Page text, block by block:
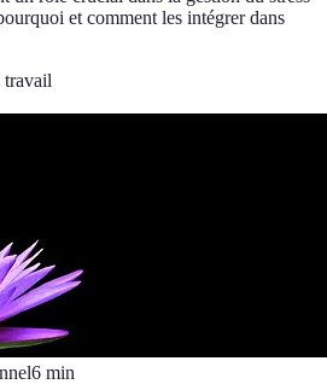
et comment les intégrer dans
travail
6 min